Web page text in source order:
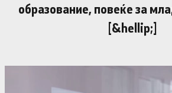
образование, повеќе за
[&hellip;]